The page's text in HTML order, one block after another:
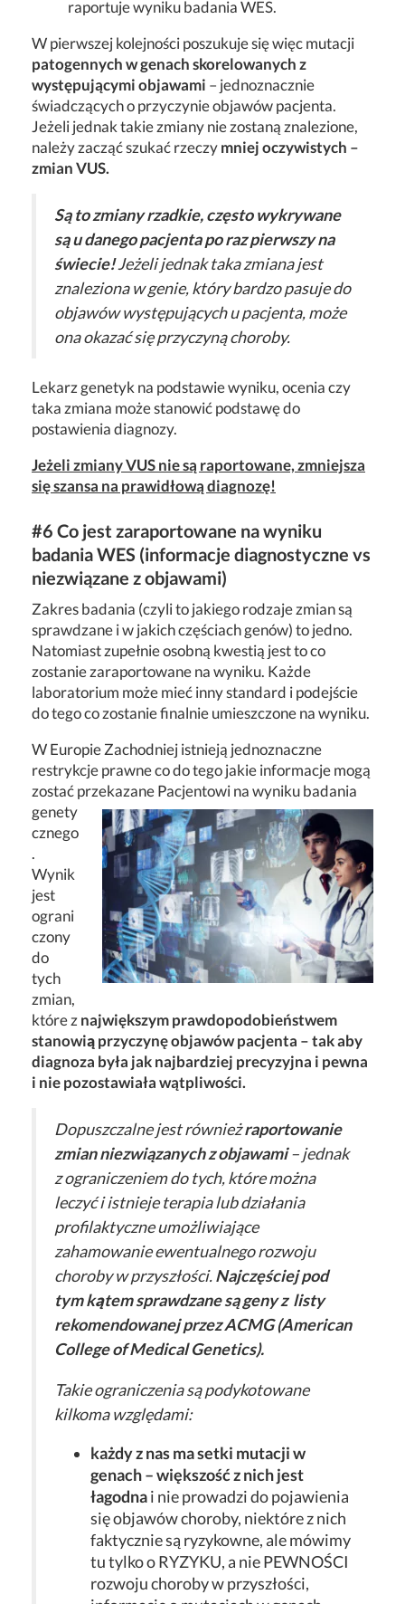
raportuje wyniku badania WES.
W pierwszej kolejności poszukuje się więc mutacji
patogennych w genach skorelowanych z
występującymi objawami – jednoznacznie
świadczących o przyczynie objawów pacjenta.
Jeżeli jednak takie zmiany nie zostaną znalezione,
należy zacząć szukać rzeczymniej oczywistych –
zmian VUS.
Są to zmiany rzadkie, często wykrywane
są u danego pacjenta po raz pierwszy na
świecie!Jeżeli jednak taka zmiana jest
znaleziona w genie, który bardzo pasuje do
objawów występujących u pacjenta, może
ona okazać się przyczyną choroby.
Lekarz genetyk na podstawie wyniku, ocenia czy
taka zmiana może stanowić podstawę do
postawienia diagnozy.
Jeżeli zmiany VUS nie są raportowane, zmniejsza
się szansa na prawidłową diagnozę!
#6 Co jest zaraportowane na wyniku
badania WES (informacje diagnostyczne vs
niezwiązane z objawami)
Zakres badania (czyli to jakiego rodzaje zmian są
sprawdzane i w jakich częściach genów) to jedno.
Natomiast zupełnie osobną kwestią jest to co
zostanie zaraportowane na wyniku. Każde
laboratorium może mieć inny standard i podejście
do tego co zostanie finalnie umieszczone na wyniku.
W Europie Zachodniej istnieją jednoznaczne
restrykcje prawne co do tego jakie informacje mogą
zostać przekazane Pacjentowi na wyniku badania
genety
cznego
.
Wynik
jest
ograni
czony
do
tych
zmian,
które znajwiększym prawdopodobieństwem
stanowiąprzyczynę objawów pacjenta – tak aby
diagnoza była jak najbardziej precyzyjna i pewna
i nie pozostawiała wątpliwości.
Dopuszczalne jest równieżraportowanie
zmian niezwiązanych z objawami– jednak
z ograniczeniem do tych, które można
leczyć i istnieje terapia lub działania
profilaktyczne umożliwiające
zahamowanie ewentualnego rozwoju
choroby w przyszłości.Najczęściej pod
tym kątem sprawdzane są geny z listy
rekomendowanej przez ACMG (American
College of Medical Genetics).
Takie ograniczenia są podykotowane
kilkoma względami:
każdy z nas ma setki mutacji w
genach – większość z nich jest
łagodnai nie prowadzi do pojawienia
się objawów choroby, niektóre z nich
faktycznie są ryzykowne, ale mówimy
tu tylko o RYZYKU, a nie PEWNOŚCI
rozwoju choroby w przyszłości,